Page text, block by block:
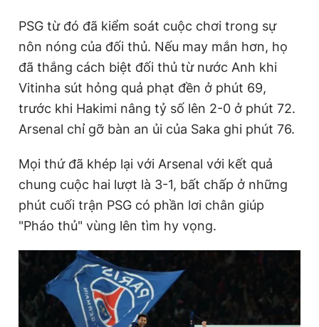
PSG từ đó đã kiểm soát cuộc chơi trong sự
nôn nóng của đối thủ. Nếu may mắn hơn, họ
đã thắng cách biệt đối thủ từ nước Anh khi
Vitinha sút hỏng quả phạt đền ở phút 69,
trước khi Hakimi nâng tỷ số lên 2-0 ở phút 72.
Arsenal chỉ gỡ bàn an ủi của Saka ghi phút 76.
Mọi thứ đã khép lại với Arsenal với kết quả
chung cuộc hai lượt là 3-1, bất chấp ở những
phút cuối trận PSG có phần lơi chân giúp
"Pháo thủ" vùng lên tìm hy vọng.